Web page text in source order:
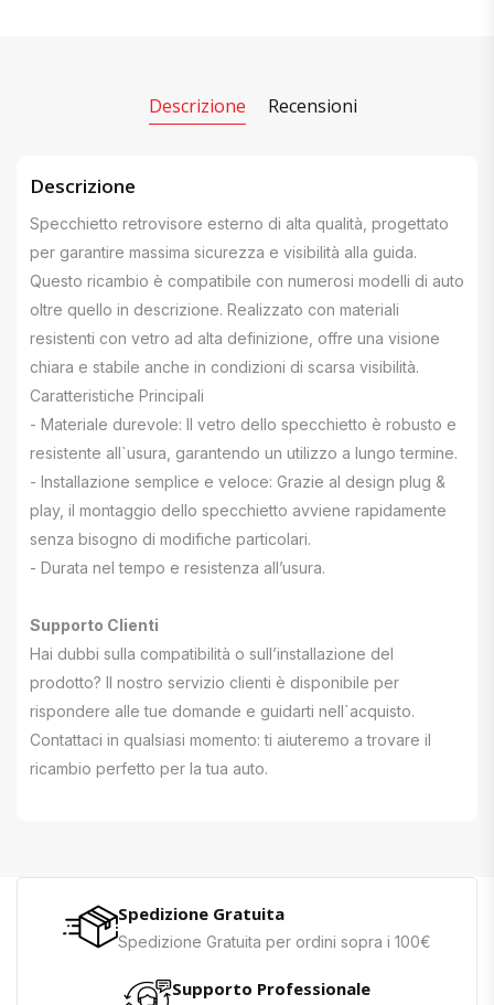
Descrizione Recensioni
Descrizione
Specchietto retrovisore esterno di alta qualità, progettato
per garantire massima sicurezza e visibilità alla guida.
Questo ricambio è compatibile con numerosi modelli di auto
oltre quello in descrizione. Realizzato con materiali
resistenti con vetro ad alta definizione, offre una visione
chiara e stabile anche in condizioni di scarsa visibilità.
Caratteristiche Principali
- Materiale durevole: Il vetro dello specchietto è robusto e
resistente all`usura, garantendo un utilizzo a lungo termine.
- Installazione semplice e veloce: Grazie al design plug &
play, il montaggio dello specchietto avviene rapidamente
senza bisogno di modifiche particolari.
- Durata nel tempo e resistenza all’usura.
Supporto Clienti
Hai dubbi sulla compatibilità o sull’installazione del
prodotto? Il nostro servizio clienti è disponibile per
rispondere alle tue domande e guidarti nell`acquisto.
Contattaci in qualsiasi momento: ti aiuteremo a trovare il
ricambio perfetto per la tua auto.
Spedizione Gratuita
Spedizione Gratuita per ordini sopra i 100€
Supporto Professionale